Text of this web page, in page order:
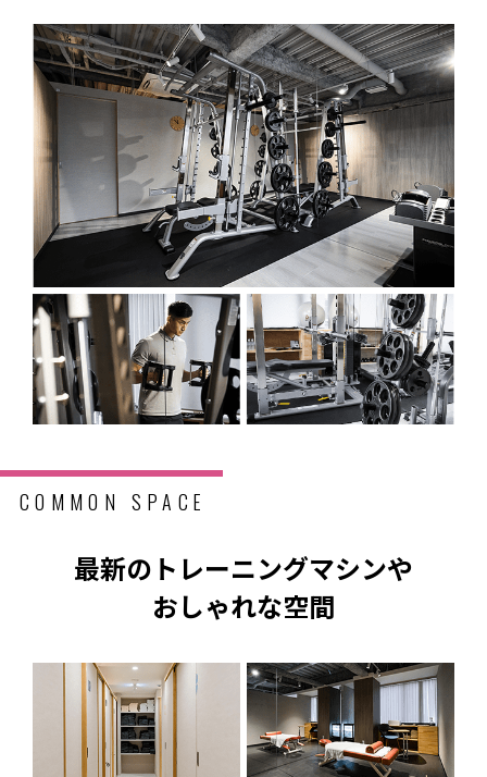
COMMON SPACE
最新のトレーニングマシンや
おしゃれな空間